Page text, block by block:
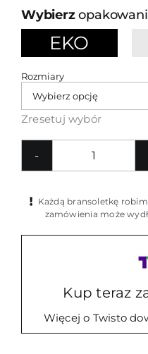
EKO
Rozmiary
Zresetuj wybór
ilość
damska
Każdą bransoletkę
zamówienia może
Kup teraz
Więcej o Twisto